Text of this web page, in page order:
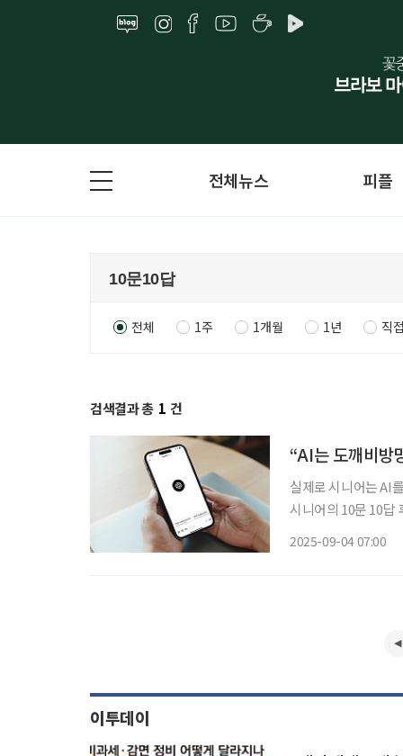
전체뉴스 피플
전체 1주 1개월 1년 직
검색결과 총 1 건
“AI는 도깨비방
실제로 시니어는 AI
시니어의 10문 10답
2025-09-04 07:00
이투데이